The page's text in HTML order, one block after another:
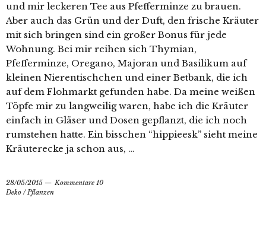
und mir leckeren Tee aus Pfefferminze zu brauen.
Aber auch das Grün und der Duft, den frische Kräuter
mit sich bringen sind ein großer Bonus für jede
Wohnung. Bei mir reihen sich Thymian,
Pfefferminze, Oregano, Majoran und Basilikum auf
kleinen Nierentischchen und einer Betbank, die ich
auf dem Flohmarkt gefunden habe. Da meine weißen
Töpfe mir zu langweilig waren, habe ich die Kräuter
einfach in Gläser und Dosen gepflanzt, die ich noch
rumstehen hatte. Ein bisschen “hippieesk” sieht meine
Kräuterecke ja schon aus, …
28/05/2015
Kommentare 10
Deko /Pflanzen